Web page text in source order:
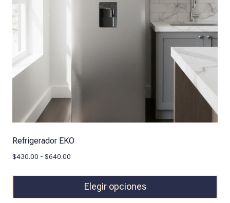
Refrigerador EKO
$430.00 - $640.00
Elegir opciones